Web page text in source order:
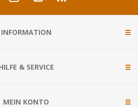
INFORMATION
& SERVICE
MEIN KONTO